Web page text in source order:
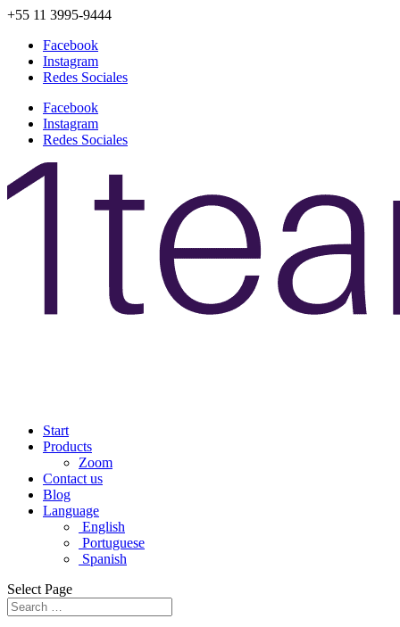
+55 11 3995-9444
Facebook
Instagram
Redes Sociales
Facebook
Instagram
Redes Sociales
Start
Products
Zoom
Contact us
Blog
Language
English
Portuguese
Spanish
Select Page